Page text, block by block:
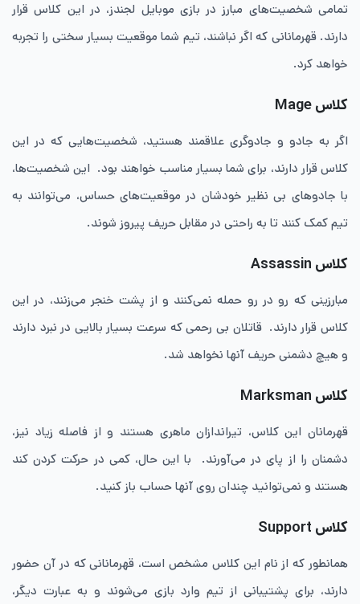
تمامی شخصیت‌های مبارز در بازی موبایل لجندز، در این کلاس قرار
دارند. قهرمانانی که اگر نباشند، تیم شما موقعیت بسیار سختی را تجربه
خواهد کرد.
کلاسMage
اگر به جادو و جادوگری علاقمند هستید، شخصیت‌هایی که در این
کلاس قرار دارند، برای شما بسیار مناسب خواهند بود. این شخصیت‌ها،
با جادوهای بی نظیر خودشان در موقعیت‌های حساس، می‌توانند به
تیم کمک کنند تا به راحتی در مقابل حریف پیروز شوند.
کلاس Assassin
مبارزینی که رو در رو حمله نمی‌کنند و از پشت خنجر می‌زنند، در این
کلاس قرار دارند. قاتلان بی رحمی که سرعت بسیار بالایی در نبرد دارند
و هیچ دشمنی حریف آنها نخواهد شد.
کلاس Marksman
قهرمانان این کلاس، تیراندازان ماهری هستند و از فاصله زیاد نیز،
دشمنان را از پای در می‌آورند. با این حال، کمی در حرکت کردن کند
هستند و نمی‌توانید چندان روی آنها حساب باز کنید.
کلاس Support
همانطور که از نام این کلاس مشخص است، قهرمانانی که در آن حضور
دارند، برای پشتیبانی از تیم وارد بازی می‌شوند و به عبارت دیگر،